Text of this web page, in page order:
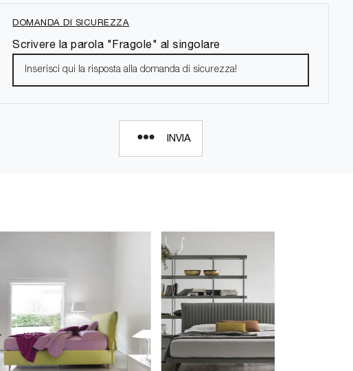
DOMANDA DI SICUREZZA
Scrivere la parola "Fragole" al singolare
INVIA